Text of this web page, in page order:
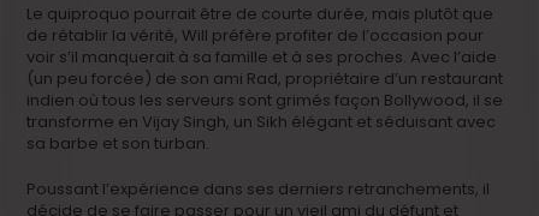
Le quiproquo pourrait être de courte durée, mais plutôt que
de rétablir la vérité, Will préfère profiter de l’occasion pour
voir s’il manquerait à sa famille et à ses proches. Avec l’aide
(un peu forcée) de son ami Rad, propriétaire d’un restaurant
indien où tous les serveurs sont grimés façon Bollywood, il se
transforme en Vijay Singh, un Sikh élégant et séduisant avec
sa barbe et son turban.
Poussant l’expérience dans ses derniers retranchements, il
décide de se faire passer pour un vieil ami du défunt et